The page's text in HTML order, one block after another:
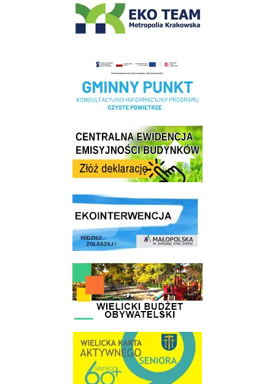
Realizacja Programu Czyste Powietrze w Gminie Wieliczka
Centrala Ewidencja Emisyjności Budynków - złóż deklarację
link do strony ekointerwencja dot.- powietrza
link do strony - Wielicki Budżet Obywatelski
link do strony Wielicka Karta Aktywnego Seniora